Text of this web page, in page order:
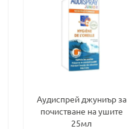
Аудиспрей джуниър за
почистване на ушите
25мл